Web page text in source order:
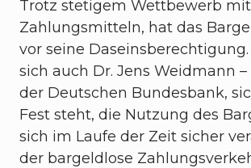
Trotz stetigem Wettbewerb
Zahlungsmitteln, hat das
vor seine
sich auch Dr. Jens Weidmann
der Deutschen Bundesbank,
Fest steht, die Nutzung des
sich im Laufe der Zeit sicher
der bargeldlose